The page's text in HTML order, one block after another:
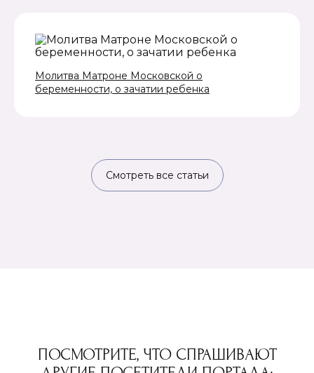
Молитва Матроне Московской о
беременности, о зачатии ребенка
Смотреть все статьи
ПОСМОТРИТЕ, ЧТО СПРАШИВАЮТ